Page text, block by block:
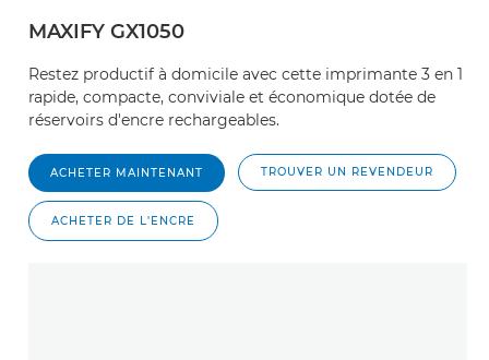
MAXIFY GX1050
Restez productif à domicile avec cette imprimante 3 en 1
rapide, compacte, conviviale et économique dotée de
réservoirs d'encre rechargeables.
ACHETER MAINTENANT TROUVER UN REVENDEUR
ACHETER DE L'ENCRE